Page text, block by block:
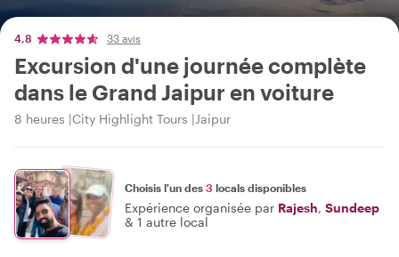
4,8 33 avis
Excursion d'une journée complète
dans le Grand Jaipur en voiture
8 heures City Highlight Tours Jaipur
Choisis l'un des 3 locals disponibles
Expérience organisée par Rajesh, Sundeep
& 1 autre local